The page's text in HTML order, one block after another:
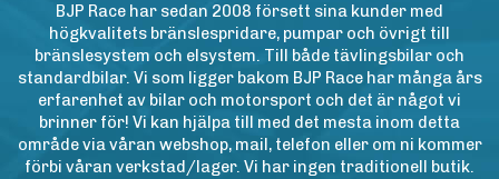
BJP Race har sedan 2008 försett sina kunder med
högkvalitets bränslespridare, pumpar och övrigt till
bränslesystem och elsystem. Till både tävlingsbilar och
standardbilar. Vi som ligger bakom BJP Race har många års
erfarenhet av bilar och motorsport och det är något vi
brinner för! Vi kan hjälpa till med det mesta inom detta
område via våran webshop, mail, telefon eller om ni kommer
förbi våran verkstad/lager. Vi har ingen traditionell butik.